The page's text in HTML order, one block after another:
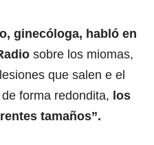
ginecóloga, habló en
sobre los miomas,
que salen e el
forma redondita, los
tamaños”.